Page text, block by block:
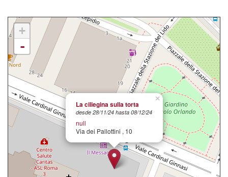
×
La ciliegina sulla torta
desde 28/11/24 hasta 08/12/24
null
Via dei Pallottini , 10
+
-